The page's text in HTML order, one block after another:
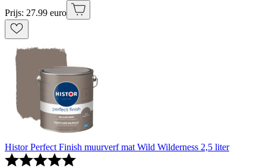
Prijs: 27.99 euro
Histor Perfect Finish muurverf mat Wild Wilderness 2,5 liter